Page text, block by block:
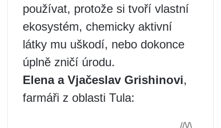
používat, protože si tvoří vlastní
ekosystém, chemicky aktivní
látky mu uškodí, nebo dokonce
úplně zničí úrodu.
Elena a Vjačeslav Grishinovi,
farmáři z oblasti Tula: